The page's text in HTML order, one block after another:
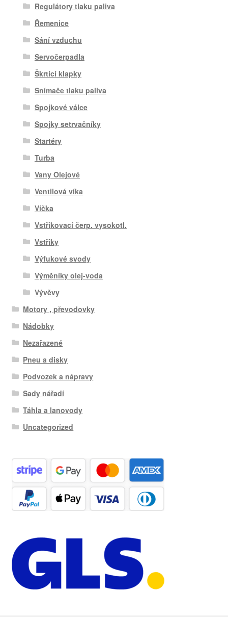
Regulátory tlaku paliva
Řemenice
Sání vzduchu
Servočerpadla
Škrtící klapky
Snímače tlaku paliva
Spojkové válce
Spojky setrvačníky
Startéry
Turba
Vany Olejové
Ventilová víka
Víčka
Vstřikovací čerp. vysokotl.
Vstřiky
Výfukové svody
Výměníky olej-voda
Vývěvy
Motory , převodovky
Nádobky
Nezařazené
Pneu a disky
Podvozek a nápravy
Sady nářadí
Táhla a lanovody
Uncategorized